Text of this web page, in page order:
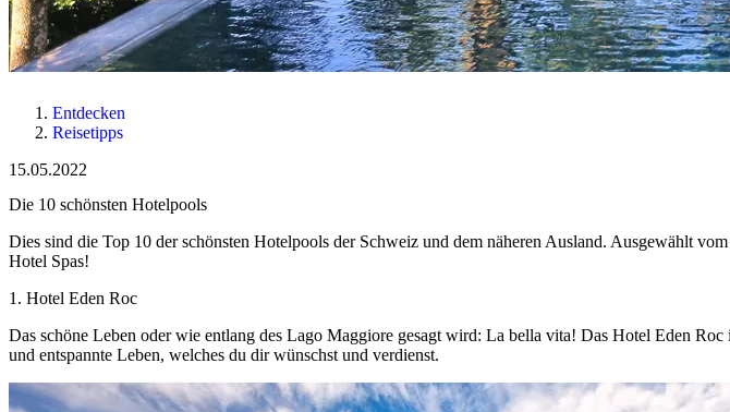
Entdecken
Reisetipps
15.05.2022
Die 10 schönsten Hotelpools
Dies sind die Top 10 der schönsten Hotelpools der Schweiz und dem näheren Ausland. Ausgewählt
Hotel Spas!
1. Hotel Eden Roc
Das schöne Leben oder wie entlang des Lago Maggiore gesagt wird: La bella vita! Das Hotel Eden
und entspannte Leben, welches du dir wünschst und verdienst.